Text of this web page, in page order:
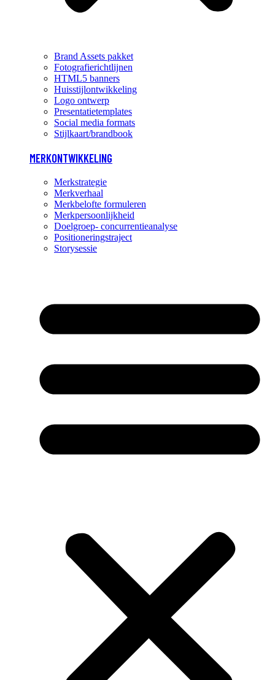
Brand Assets pakket
Fotografierichtlijnen
HTML5 banners
Huisstijlontwikkeling
Logo ontwerp
Presentatietemplates
Social media formats
Stijlkaart/brandbook
MERKONTWIKKELING
Merkstrategie
Merkverhaal
Merkbelofte formuleren
Merkpersoonlijkheid
Doelgroep- concurrentieanalyse
Positioneringstraject
Storysessie